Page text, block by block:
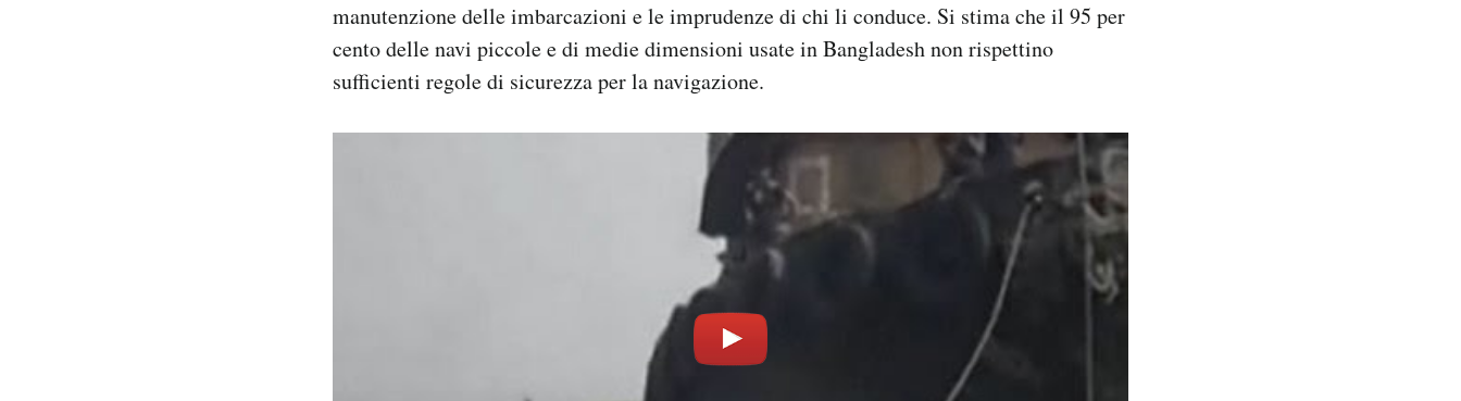
manutenzione delle imbarcazioni e le imprudenze di chi li conduce. Si stima che il 95 per
cento delle navi piccole e di medie dimensioni usate in Bangladesh non rispettino
sufficienti regole di sicurezza per la navigazione.